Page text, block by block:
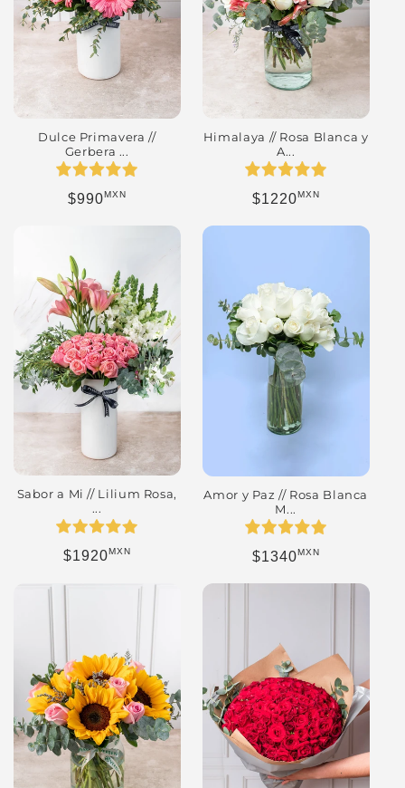
Dulce Primavera //
Gerbera ...
Precio habitual
$990MXN
Himalaya // Rosa Blanca y
A...
Precio habitual
$1220MXN
Sabor a Mi // Lilium Rosa,
...
Precio habitual
$1920MXN
Amor y Paz // Rosa Blanca
M...
Precio habitual
$1340MXN